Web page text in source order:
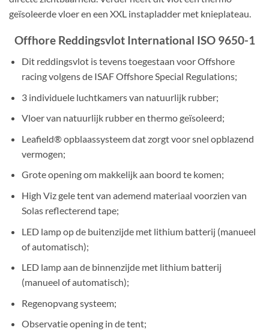
geïsoleerde vloer en een XXL instapladder met knieplateau.
Offhore Reddingsvlot International ISO 9650-1
Dit reddingsvlot is tevens toegestaan voor Offshore
racing volgens de ISAF Offshore Special Regulations;
3 individuele luchtkamers van natuurlijk rubber;
Vloer van natuurlijk rubber en thermo geïsoleerd;
Leafield® opblaassysteem dat zorgt voor snel opblazend
vermogen;
Grote opening om makkelijk aan boord te komen;
High Viz gele tent van ademend materiaal voorzien van
Solas reflecterend tape;
LED lamp op de buitenzijde met lithium batterij (manueel
of automatisch);
LED lamp aan de binnenzijde met lithium batterij
(manueel of automatisch);
Regenopvang systeem;
Observatie opening in de tent;